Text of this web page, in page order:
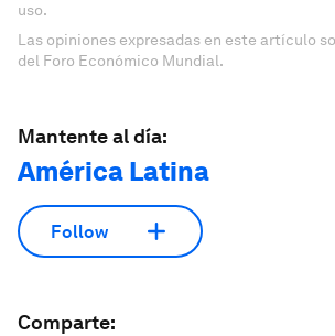
uso.
Las opiniones expresadas en este artículo
del Foro Económico Mundial.
Mantente al día:
América Latina
Follow
Comparte: